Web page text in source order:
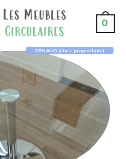
0
ORNANO (chez propriétaire)